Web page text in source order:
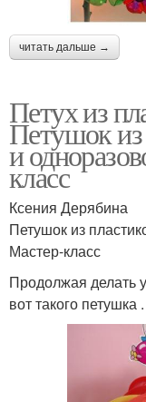
читать дальше →
Петух из
Петушок
и
класс
Ксения Дерябина
Петушок из
Мастер-класс
Продолжая делать
вот такого петушка .